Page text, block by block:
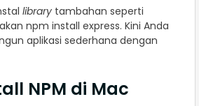
library tambahan seperti
npm install express. Kini Anda
aplikasi sederhana dengan
NPM di Mac